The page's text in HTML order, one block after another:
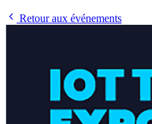
Retour aux événements